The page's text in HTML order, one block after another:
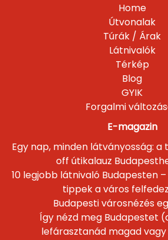
Home
Útvonalak
Túrák / Árak
Látnivalók
Térkép
Blog
GYIK
Forgalmi
E-magazin
Egy nap, minden látványosság:
off útikalauz
10 legjobb látnivaló Budapesten
tippek a város
Budapesti városnézés
Így nézd meg Budapestet
lefárasztanád magad